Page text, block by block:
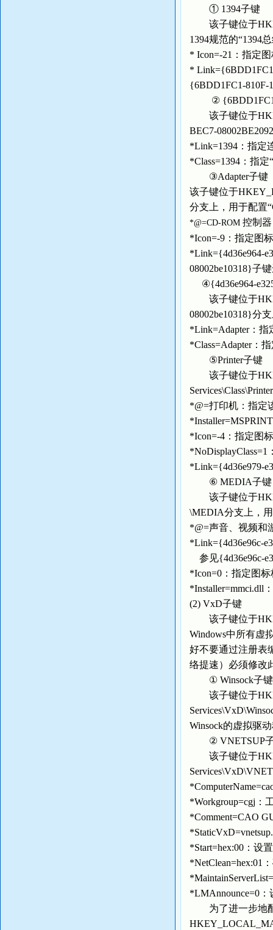
① 1394子键
该子键位于
1394规范的“1394
* Icon=-21：指定
*
{6BDD1FC1-810F-
② {6BDD1FC1-
该子键位于
BEC7-
*Link=1394：指定
*Class=1394：指定
③Adapter子键
该子键位于
分支上，用于配置
*@=CD-ROM 控制
*Icon=-9：指定图
*Link={4d36e964-
08002be10318}子
④{4d36e964-
该子键位于
08002be10318}分
*Link=Adapter：指
*Class=Adapter：
⑤Printer子键
该子键位于
*@=打印机：指定
*Icon=-4：指定图
*Link={4d36e979-
⑥ MEDIA子键
该子键位于
\MEDIA分支上，
*@=声音、视频和
*Link={4d36e96c-
参见{4d36e96c-
*Icon=0：指定图
*Installer=mmci.dll
(2) VxD子键
该子键位于
Windows中所有虚
好不要通过注册表
络提速）必须修改
① Winsock子键
该子键位于
Winsock的虚拟驱
② VNETSUP
该子键位于
*Workgroup=cgj：
*Comment=CAO
*Start=hex:00：设
*NetClean=hex:01
*LMAnnounce=0
为了进一步地配